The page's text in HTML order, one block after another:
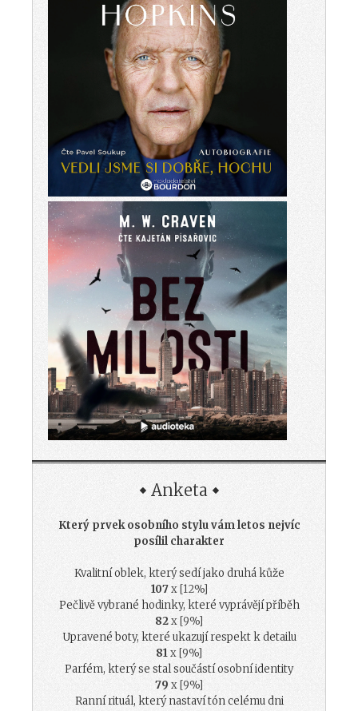
Anketa
Který prvek osobního stylu vám letos nejvíc
posílil charakter
Kvalitní oblek, který sedí jako druhá kůže
107x [12%]
Pečlivě vybrané hodinky, které vyprávějí příběh
82x [9%]
Upravené boty, které ukazují respekt k detailu
81x [9%]
Parfém, který se stal součástí osobní identity
79 x [9%]
Ranní rituál, který nastaví tón celému dni